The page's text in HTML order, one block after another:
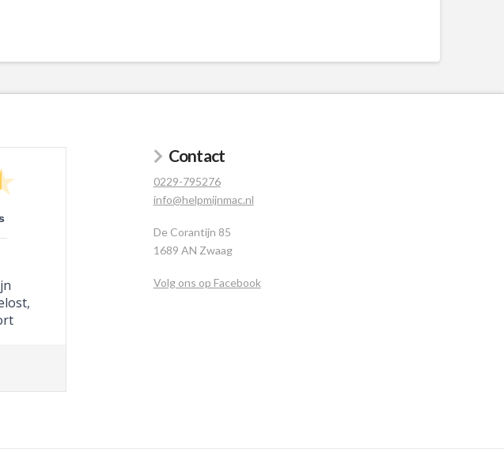
Contact
0229-795276
info@helpmijnmac.nl
De Corantijn 85
1689 AN Zwaag
Volg ons op Facebook